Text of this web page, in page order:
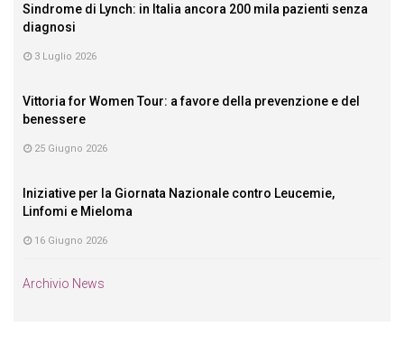
Sindrome di Lynch: in Italia ancora 200 mila pazienti senza
diagnosi
3 Luglio 2026
Vittoria for Women Tour: a favore della prevenzione e del
benessere
25 Giugno 2026
Iniziative per la Giornata Nazionale contro Leucemie,
Linfomi e Mieloma
16 Giugno 2026
Archivio News